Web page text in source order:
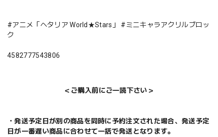
#アニメ「ヘタリア World★Stars」 #ミニキャラアクリルブロッ
ク
4582777543806
＜ご購入前にご一読下さい＞
・発送予定日が別の商品を同時に予約注文された場合、発送予定
日が一番遅い商品に合わせて一括で発送となります。